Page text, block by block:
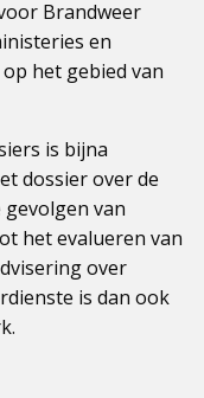
Brandweer
en
het gebied van
is bijna
dossier over de
van
het evalueren van
over
is dan ook